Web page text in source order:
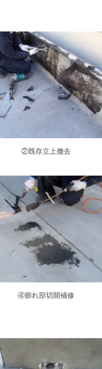
②既存立上撤去
④膨れ部切開補修